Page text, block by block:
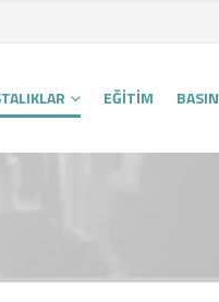
EĞITIM BASIN